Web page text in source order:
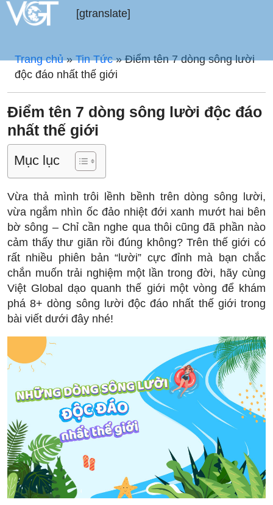
[gtranslate]
Trang chủ»Tin Tức»Điểm tên 7 dòng sông lười
độc đáo nhất thế giới
Điểm tên 7 dòng sông lười độc đáo
nhất thế giới
Mục lục
Vừa thả mình trôi lềnh bềnh trên dòng sông lười,
vừa ngắm nhìn ốc đảo nhiệt đới xanh mướt hai bên
bờ sông – Chỉ cần nghe qua thôi cũng đã phần nào
cảm thấy thư giãn rồi đúng không? Trên thế giới có
rất nhiều phiên bản “lười” cực đỉnh mà bạn chắc
chắn muốn trải nghiệm một lần trong đời, hãy cùng
Việt Global dạo quanh thế giới một vòng để khám
phá 8+ dòng sông lười độc đáo nhất thế giới trong
bài viết dưới đây nhé!